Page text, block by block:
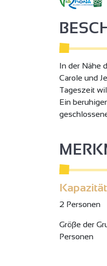
In der Nähe
Carole und
Tageszeit
Ein
Kapazität
2 Personen
Gröβe der
Personen